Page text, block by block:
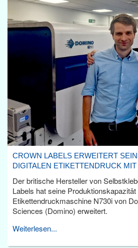
CROWN LABELS ERWEITERT
DIGITALEN ETIKETTENDRUCK
Der britische Hersteller von
Labels hat seine
Etikettendruckmaschine N730i von
Sciences (Domino) erweitert.
Weiterlesen...